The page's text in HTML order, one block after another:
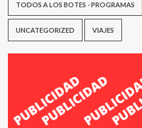
TODOS A LOS BOTES - PROGRAMAS
UNCATEGORIZED VIAJES